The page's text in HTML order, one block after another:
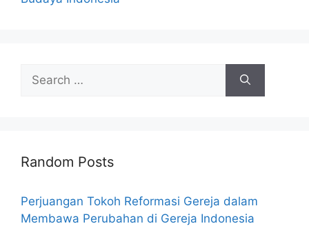
Search
for:
Random Posts
Perjuangan Tokoh Reformasi Gereja dalam
Membawa Perubahan di Gereja Indonesia